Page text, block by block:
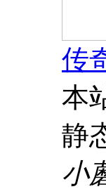
传
本
静
小